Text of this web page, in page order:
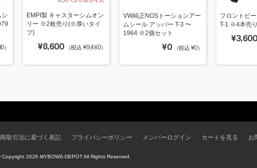
シ
）
EMPI製 キャスターシムオン
リー ※2枚売り(※厚いタイ
プ)
¥8,600 （税込 ¥9,460）
VW純正NOSトーションアー
ムシール アッパー T-3 〜
1964 ※2個セット
¥0 （税込 ¥0）
フロントビ
T-1 ※4本売り
¥3,600
取引法に基づく表記 プライバシーポリシー メンバーログイン カートを見る お
Copyright 2026 MYBOWS-DEPOT All Rights Reserved.